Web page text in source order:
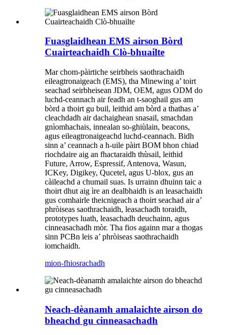
Fuasglaidhean EMS airson Bòrd
Cuairteachaidh Clò-bhuailte
Mar chom-pàirtiche seirbheis saothrachaidh
eileagtronaigeach (EMS), tha Minewing a’ toirt
seachad seirbheisean JDM, OEM, agus ODM do
luchd-ceannach air feadh an t-saoghail gus am
bòrd a thoirt gu buil, leithid am bòrd a thathas a’
cleachdadh air dachaighean snasail, smachdan
gnìomhachais, innealan so-ghiùlain, beacons,
agus eileagtronaigeachd luchd-ceannach. Bidh
sinn a’ ceannach a h-uile pàirt BOM bhon chiad
riochdaire aig an fhactaraidh thùsail, leithid
Future, Arrow, Espressif, Antenova, Wasun,
ICKey, Digikey, Qucetel, agus U-blox, gus an
càileachd a chumail suas. Is urrainn dhuinn taic a
thoirt dhut aig ìre an dealbhaidh is an leasachaidh
gus comhairle theicnigeach a thoirt seachad air a’
phròiseas saothrachaidh, leasachadh toraidh,
prototypes luath, leasachadh deuchainn, agus
cinneasachadh mòr. Tha fios againn mar a thogas
sinn PCBn leis a’ phròiseas saothrachaidh
iomchaidh.
mion-fhiosrachadh
Neach-dèanamh amalaichte airson do
bheachd gu cinneasachadh